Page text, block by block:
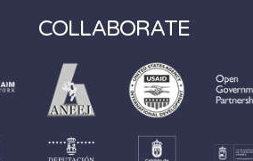
COLLABORATE